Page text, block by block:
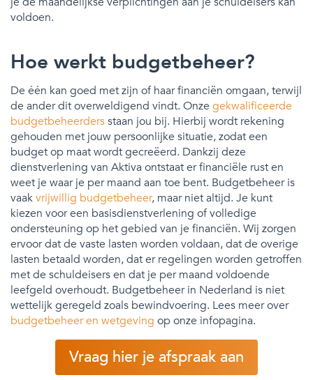
voldoen.
Hoe werkt budgetbeheer?
De één kan goed met zijn of haar financiën omgaan, terwijl
de ander dit overweldigend vindt. Onze gekwalificeerde
budgetbeheerdersstaan jou bij. Hierbij wordt rekening
gehouden met jouw persoonlijke situatie, zodat een
budget op maat wordt gecreëerd. Dankzij deze
dienstverlening van Aktiva ontstaat er financiële rust en
weet je waar je per maand aan toe bent. Budgetbeheer is
vaakvrijwillig budgetbeheer, maar niet altijd. Je kunt
kiezen voor een basisdienstverlening of volledige
ondersteuning op het gebied van je financiën. Wij zorgen
ervoor dat de vaste lasten worden voldaan, dat de overige
lasten betaald worden, dat er regelingen worden getroffen
met de schuldeisers en dat je per maand voldoende
leefgeld overhoudt. Budgetbeheer in Nederland is niet
wettelijk geregeld zoals bewindvoering. Lees meer over
budgetbeheer en wetgeving op onze infopagina.
Vraag hier je afspraak aan